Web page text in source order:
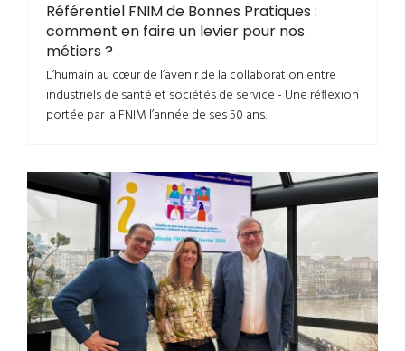
Référentiel FNIM de Bonnes Pratiques :
comment en faire un levier pour nos
métiers ?
L’humain au cœur de l’avenir de la collaboration entre
industriels de santé et sociétés de service - Une réflexion
portée par la FNIM l’année de ses 50 ans.